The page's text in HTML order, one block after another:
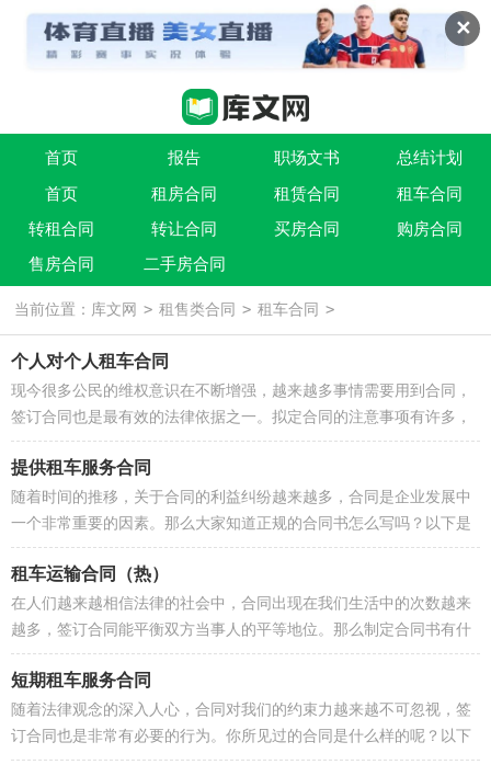
✕
首页 报告 职场文书 总结计划
条据书信 实用文 祝福语
首页 租房合同 租赁合同
租车合同
转租合同
转让合同 买房合同
购房合同
售房合同
二手房合同
当前位置： 库文网 > 租售类合同 > 租车合同 >
个人对个人租车合同
现今很多公民的维权意识在不断增强，越来越多事情需要用到合同，
签订合同也是最有效的法律依据之一。拟定合同的注意事项有许多，
你确定会写吗？下面是小编为大家...
提供租车服务合同
随着时间的推移，关于合同的利益纠纷越来越多，合同是企业发展中
一个非常重要的因素。那么大家知道正规的合同书怎么写吗？以下是
小编精心整理的提供租车服务合同...
租车运输合同（热）
在人们越来越相信法律的社会中，合同出现在我们生活中的次数越来
越多，签订合同能平衡双方当事人的平等地位。那么制定合同书有什
么需要注意的呢？下面是小编为大...
短期租车服务合同
随着法律观念的深入人心，合同对我们的约束力越来越不可忽视，签
订合同也是非常有必要的行为。你所见过的合同是什么样的呢？以下
是小编为大家收集的短期租车服务...